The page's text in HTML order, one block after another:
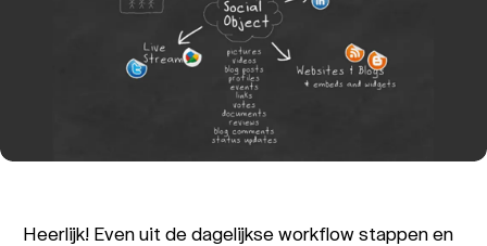
Heerlijk! Even uit de dagelijkse workflow stappen en